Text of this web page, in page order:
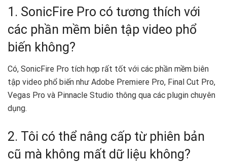
1. SonicFire Pro có tương thích với
các phần mềm biên tập video phổ
biến không?
Có, SonicFire Pro tích hợp rất tốt với các phần mềm biên
tập video phổ biến như Adobe Premiere Pro, Final Cut Pro,
Vegas Pro và Pinnacle Studio thông qua các plugin chuyên
dụng.
2. Tôi có thể nâng cấp từ phiên bản
cũ mà không mất dữ liệu không?